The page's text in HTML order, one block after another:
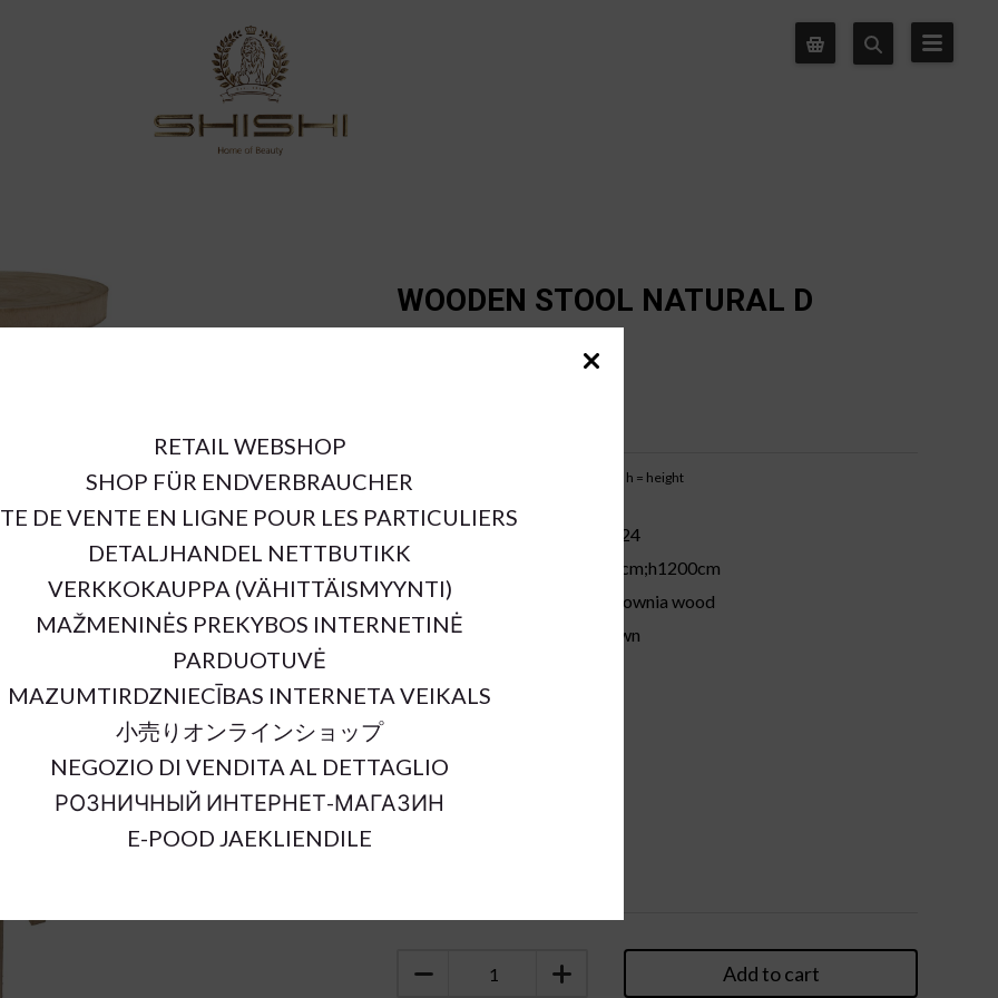
WOODEN STOOL NATURAL D
32;H1200CM
a = max width h = height
64124
Outer Dimensions:
d32cm;h1200cm
Material:
paulownia wood
Color:
brown
Add to cart
RETAIL WEBSHOP
SHOP FÜR ENDVERBRAUCHER
DE VENTE EN LIGNE POUR LES PARTICULIERS
DETALJHANDEL NETTBUTIKK
VERKKOKAUPPA (VÄHITTÄISMYYNTI)
MAŽMENINĖS PREKYBOS INTERNETINĖ
PARDUOTUVĖ
MAZUMTIRDZNIECĪBAS INTERNETA VEIKALS
小売りオンラインショップ
NEGOZIO DI VENDITA AL DETTAGLIO
РОЗНИЧНЫЙ ИНТЕРНЕТ-МАГАЗИН
E-POOD JAEKLIENDILE